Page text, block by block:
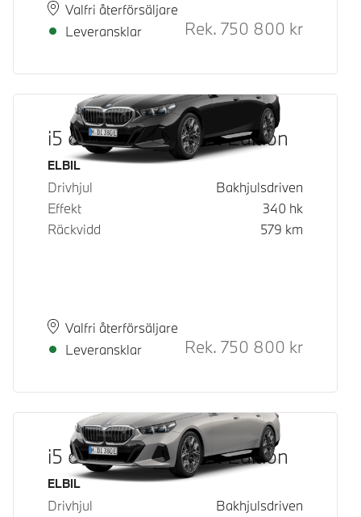
PlatsValfri återförsäljare
Leveranstid
Leveransklar
Rek. ord
Rek. 750 800 kr
i5 eDrive40 M Sport Edition
Bränsle
ELBIL
Drivhjul
Bakhjulsdriven
Effekt
340 hk
Räckvidd
579 km
PlatsValfri återförsäljare
Leveranstid
Leveransklar
Rek. ord
Rek. 750 800 kr
i5 eDrive40 M Sport Edition
Bränsle
ELBIL
Drivhjul
Bakhjulsdriven